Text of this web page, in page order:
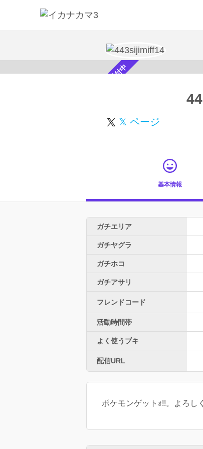
スカウト受付中
𝕏 ページ
基本情報
ガチエリア
ガチヤグラ
ガチホコ
ガチアサリ
フレンドコード
活動時間帯
よく使うブキ
配信URL
ポケモンゲットｫ!!。よろし